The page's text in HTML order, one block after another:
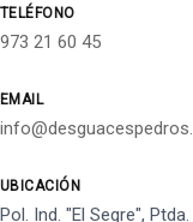
TELÉFONO
973 21 60 45
EMAIL
UBICACIÓN
Pol. Ind. "El Segre",